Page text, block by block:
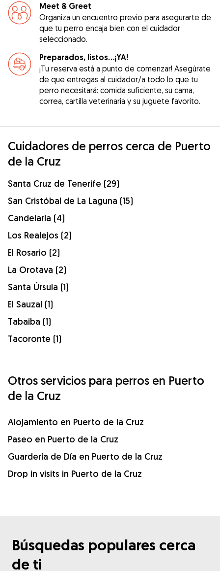
Meet & Greet
Organiza un encuentro previo para asegurarte de
que tu perro encaja bien con el cuidador
seleccionado.
Preparados, listos...¡YA!
¡Tu reserva está a punto de comenzar! Asegúrate
de que entregas al cuidador/a todo lo que tu
perro necesitará: comida suficiente, su cama,
correa, cartilla veterinaria y su juguete favorito.
Cuidadores de perros cerca de Puerto
de la Cruz
Santa Cruz de Tenerife (29)
San Cristóbal de La Laguna (15)
Candelaria (4)
Los Realejos (2)
El Rosario (2)
La Orotava (2)
Santa Úrsula (1)
El Sauzal (1)
Tabaiba (1)
Tacoronte (1)
Otros servicios para perros en Puerto
de la Cruz
Alojamiento en Puerto de la Cruz
Paseo en Puerto de la Cruz
Guardería de Día en Puerto de la Cruz
Drop in visits in Puerto de la Cruz
Búsquedas populares cerca
de ti